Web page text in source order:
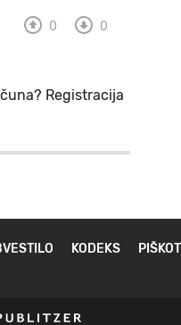
0 0
Registracija
KODEKS